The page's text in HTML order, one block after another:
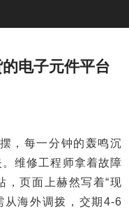
电子元件平台
，每一分钟的轰鸣沉
维修工程师拿着故障
，页面上赫然写着“现
从海外调拨，交期4-6